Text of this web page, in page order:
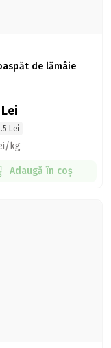
de lămâie
Lei
Lei
kg
Adaugă în coș